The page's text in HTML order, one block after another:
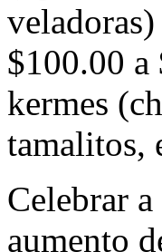
$100.00
kermes
tamalitos,
Celebrar
aumento